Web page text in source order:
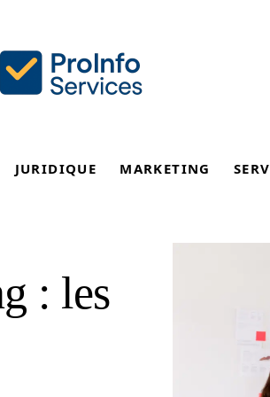
JURIDIQUE MARKETING
: les